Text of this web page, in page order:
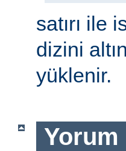
satırı ile
dizini
yüklenir.
Yorum